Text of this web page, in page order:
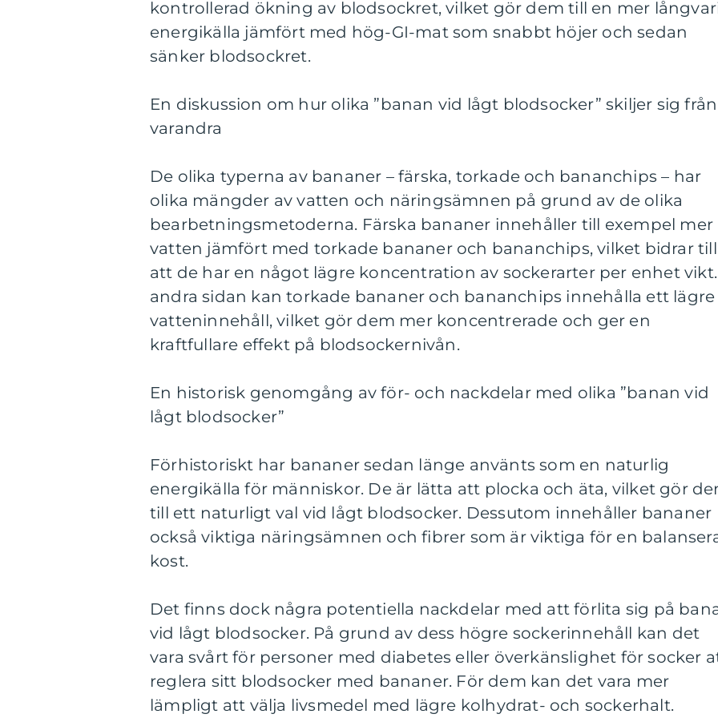
kontrollerad ökning av blodsockret, vilket gör dem till en mer
energikälla jämfört med hög-GI-mat som snabbt höjer och sedan
sänker blodsockret.
En diskussion om hur olika ”banan vid lågt blodsocker” skiljer sig från
varandra
De olika typerna av bananer – färska, torkade och bananchips – har
olika mängder av vatten och näringsämnen på grund av de olika
bearbetningsmetoderna. Färska bananer innehåller till exempel mer
vatten jämfört med torkade bananer och bananchips, vilket bidrar till
att de har en något lägre koncentration av sockerarter per enhet
andra sidan kan torkade bananer och bananchips innehålla ett lägre
vatteninnehåll, vilket gör dem mer koncentrerade och ger en
kraftfullare effekt på blodsockernivån.
En historisk genomgång av för- och nackdelar med olika ”banan vid
lågt blodsocker”
Förhistoriskt har bananer sedan länge använts som en naturlig
energikälla för människor. De är lätta att plocka och äta, vilket gör
till ett naturligt val vid lågt blodsocker. Dessutom innehåller bananer
också viktiga näringsämnen och fibrer som är viktiga för en
kost.
Det finns dock några potentiella nackdelar med att förlita sig på
vid lågt blodsocker. På grund av dess högre sockerinnehåll kan det
vara svårt för personer med diabetes eller överkänslighet för socker
reglera sitt blodsocker med bananer. För dem kan det vara mer
lämpligt att välja livsmedel med lägre kolhydrat- och sockerhalt.